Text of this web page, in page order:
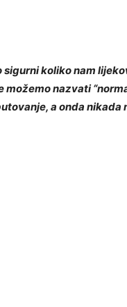
sigurni koliko nam
možemo nazvati
a onda